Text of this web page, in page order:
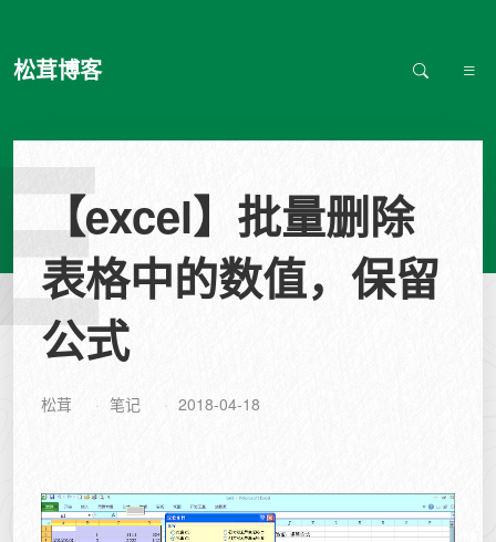
松茸博客
【excel】批量删除
表格中的数值，保留
公式
松茸 笔记 2018-04-18